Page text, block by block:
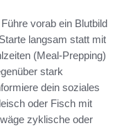
vorab ein Blutbild
langsam statt mit
(Meal‑Prepping)
stark
dein soziales
oder Fisch mit
zyklische oder